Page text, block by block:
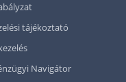
tájékoztató
Navigátor